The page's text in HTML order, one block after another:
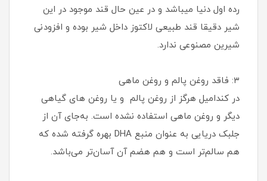
رده اول دنیا میباشد و در عین حال قند موجود در این
شیر دقیقا قند طبیعی لاکتوز داخل شیر بوده و افزودنی
شیرین مصنوعی ندارد.
۳: فاقد روغن پالم و روغن ماهی
در کندامیل هرگز از روغن پالم و یا روغن های گیاهی
دیگر و روغن ماهی استفاده نشده است. به‌جای آن از
جلبک دریایی به عنوان منبع DHA بهره گرفته شده که
هم سالم‌تر است و هم هضم آن آسان‌تر می‌باشد.